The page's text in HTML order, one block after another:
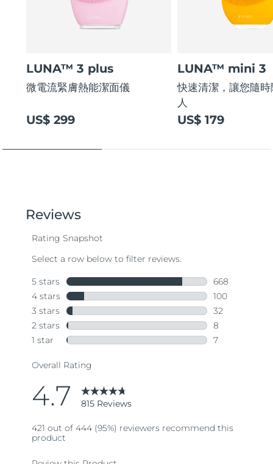
LUNA™ 3 plus
微電流緊膚熱能潔面儀
US$ 299
LUNA™ mini 3
快速清潔，讓您隨
人
US$ 179